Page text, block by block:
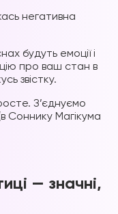
негативна
будуть емоції і
про ваш стан в
звістку.
З’єднуємо
Соннику Магікума
— значні,